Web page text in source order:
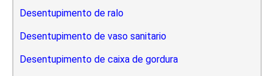
Desentupimento de ralo
Desentupimento de vaso sanitario
Desentupimento de caixa de gordura